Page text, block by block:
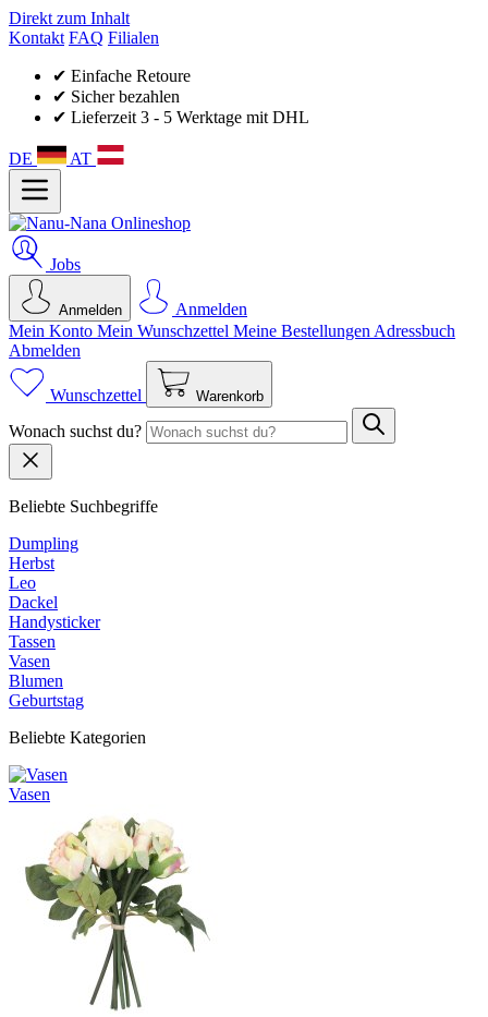
Direkt zum Inhalt
Kontakt FAQ Filialen
✔ Einfache Retoure
✔ Sicher bezahlen
✔ Lieferzeit 3 - 5 Werktage mit DHL
DE AT
Jobs
Anmelden
Anmelden
Mein Konto Mein Wunsch­zettel Meine Bestellungen Adressbuch
Abmelden
Wunschzettel Warenkorb
Wonach suchst du?
Beliebte Suchbegriffe
Dumpling
Herbst
Leo
Dackel
Handysticker
Tassen
Vasen
Blumen
Geburtstag
Beliebte Kategorien
Vasen